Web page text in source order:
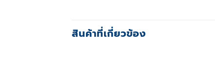
สินค้าที่เกี่ยวข้อง